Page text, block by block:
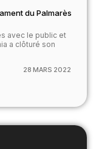
du Palmarès
avec le public et
a clôturé son
28 MARS 2022